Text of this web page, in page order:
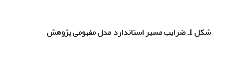
شکل 1. ضرایب مسیر استاندارد مدل مفهومی پژوهش